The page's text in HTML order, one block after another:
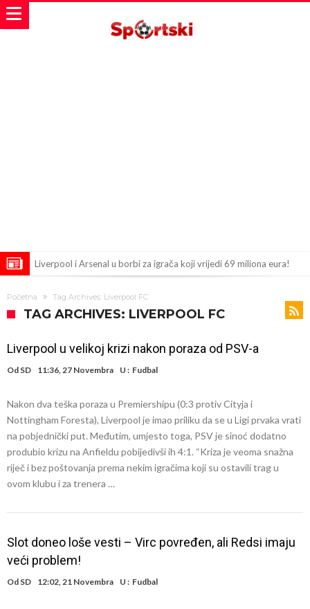
Liverpool i Arsenal u borbi za igrača koji vrijedi 69 miliona eura!
napokon poznat
Engleski reprezentativac optužen za napad u noćnom klubu
oprati
Ko je uvjerio Rodrija da izabere Barcelonu?
Đani Infantino uzvraća udarac, ko ga je sve podržao do sada?
Manchester City pronašao idealnu zamjenu za Rodrija
Samo dva fudbalska velikana uspjela su ostvariti “nemoguće”! Jedan
od njih je Messi, znate li ko je drugi?
Прijelom u transferu Romera? Inter nema dovoljno sredstava,
Početna Tag Archives: Liverpool FC
TAG ARCHIVES: LIVERPOOL FC
Liverpool u velikoj krizi nakon poraza od PSV-a
Od SD 11:36, 27 Novembra U : Fudbal
Nakon dva teška poraza u Premiershipu (0:3 protiv Cityja i
Nottingham Foresta), Liverpool je imao priliku da se u Ligi prvaka vrati
na pobjednički put. Međutim, umjesto toga, PSV je sinoć dodatno
produbio krizu na Anfieldu pobijedivši ih 4:1. “Kriza je veoma snažna
riječ i bez poštovanja prema nekim igračima koji su ostavili trag u
ovom klubu i za trenera …
Slot doneo loše vesti – Virc povređen, ali Redsi imaju
veći problem!
Od SD 12:02, 21 Novembra U : Fudbal